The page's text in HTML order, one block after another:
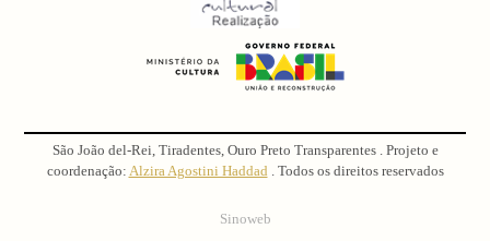
São João del-Rei, Tiradentes, Ouro Preto Transparentes . Projeto e
coordenação: Alzira Agostini Haddad . Todos os direitos reservados
Sinoweb